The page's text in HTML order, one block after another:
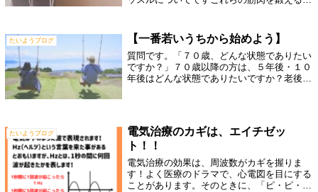
魅力とメリット:基礎代謝アップでダイエ...
たいようブログ 【一番若いうちから始めよう】
質問です。「７０歳、どんな状態でありたい
ですか？」７０歳以降の方は、５年後・１０
年後はどんな状態でありたいですか？老後
の...
たいようブログ
電気治療のカギは、エイチゼッ
ト！！
電気治療の効果は、周波数がカギを握りま
す！よく医療のドラマで、心電図を目にする
ことがあります。そのときに、「ピ・ピ・